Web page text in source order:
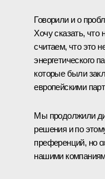
Говорили и о
Хочу сказать,
считаем, что это
энергетического
которые были
европейскими
Мы продолжили
решения и по
преференций, но
нашими